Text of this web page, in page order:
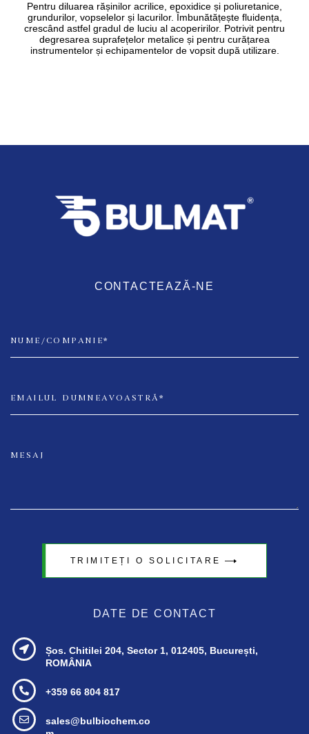
Pentru diluarea rășinilor acrilice, epoxidice și poliuretanice,
grundurilor, vopselelor și lacurilor. Îmbunătățește fluidența,
crescând astfel gradul de luciu al acoperirilor. Potrivit pentru
degresarea suprafețelor metalice și pentru curățarea
instrumentelor și echipamentelor de vopsit după utilizare.
CONTACTEAZĂ-NE
TRIMITEȚI O SOLICITARE
DATE DE CONTACT
Șos. Chitilei 204, Sector 1, 012405, București,
ROMÂNIA
+359 66 804 817
sales@bulbiochem.co